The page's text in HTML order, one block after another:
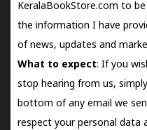
KeralaBookStore.com to
the information I have
of news, updates and
What to expect: If you
stop hearing from us,
bottom of any email we
respect your personal data